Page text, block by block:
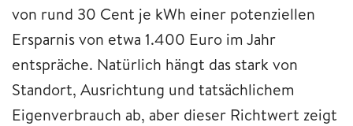
von rund 30 Cent je kWh einer potenziellen
Ersparnis von etwa 1.400 Euro im Jahr
entspräche. Natürlich hängt das stark von
Standort, Ausrichtung und tatsächlichem
Eigenverbrauch ab, aber dieser Richtwert zeigt